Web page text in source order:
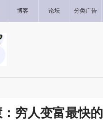
博客 论坛 分类广告
穷人变富最快